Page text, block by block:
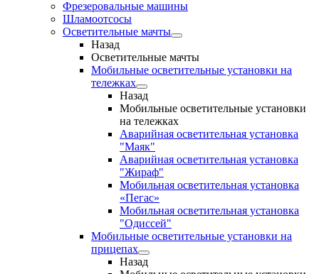
Фрезеровальные машины
Шламоотсосы
Осветительные мачты
Назад
Осветительные мачты
Мобильные осветительные установки на
тележках
Назад
Мобильные осветительные установки
на тележках
Аварийная осветительная установка
"Маяк"
Аварийная осветительная установка
"Жираф"
Мобильная осветительная установка
«Пегас»
Мобильная осветительная установка
"Одиссей"
Мобильные осветительные установки на
прицепах
Назад